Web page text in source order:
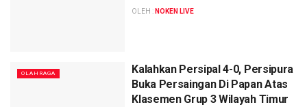
OLEH : NOKEN LIVE
OLAHRAGA
Kalahkan Persipal 4-0, Persipura
Buka Persaingan Di Papan Atas
Klasemen Grup 3 Wilayah Timur